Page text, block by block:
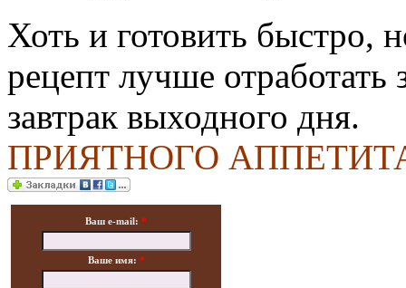
Хоть и готовить быстро,
рецепт лучше отработать
завтрак выходного дня.
ПРИЯТНОГО
Ваш e-mail: *
Ваше имя: *